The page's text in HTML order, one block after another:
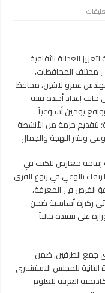
أسوان
يطلقان
حزمة
أنشطة
لبناء
الوعي
ونشر
البهجة
العدالة الثقافية
مختلف المحافظات،
عمرو لاشين، محافظ
إعداد أجندة فنية
يومين أسبوعياً
لتقديم حزمة من الأنشطة
ونشر البهجة والجمال.
إقامة معارض للكتب في
بالوعي في ربوع القرى
الفرص في المعرفة،
ركيزة أساسية ضمن
على تنفيذه حالياً
جمع الطرفين، ضمن
للمجلس الاستشاري
العربية للعلوم